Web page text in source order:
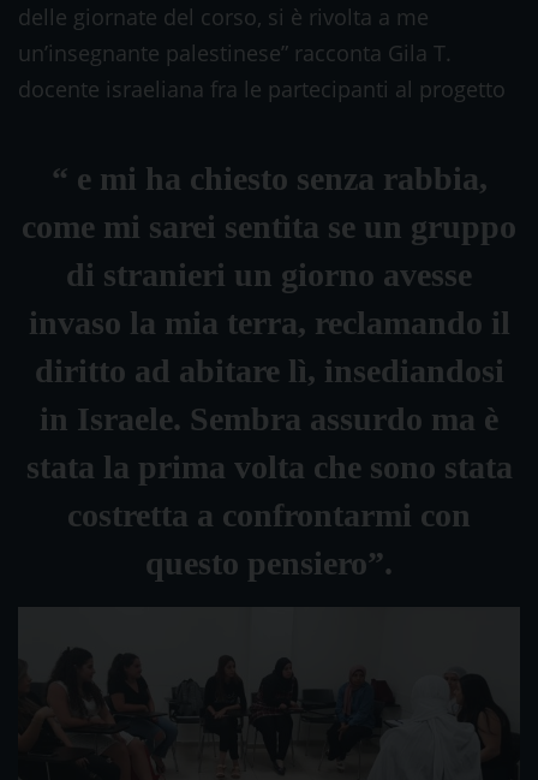
delle giornate del corso, si è rivolta a me
un’insegnante palestinese” racconta Gila T.
docente israeliana fra le partecipanti al progetto
“ e mi ha chiesto senza rabbia,
come mi sarei sentita se un gruppo
di stranieri un giorno avesse
invaso la mia terra, reclamando il
diritto ad abitare lì, insediandosi
in Israele. Sembra assurdo ma è
stata la prima volta che sono stata
costretta a confrontarmi con
questo pensiero”.